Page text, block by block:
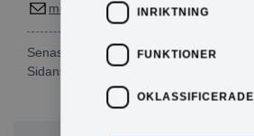
miljo@eda.se
Senast publicerad: 2024-01-16
Sidansvarig:
Maja Halling
INRIKTNING
FUNKTIONER
OKLASSIFICERADE